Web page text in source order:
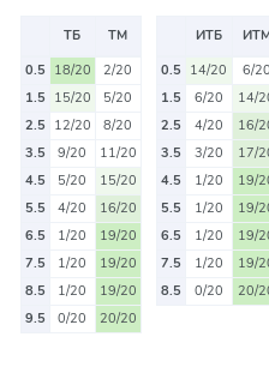
ТБ
ТМ
0.5 18/20
2/20
1.5 15/20
5/20
2.5 12/20
8/20
3.5
9/20
11/20
4.5
5/20
15/20
5.5
4/20
16/20
6.5
1/20
19/20
7.5
1/20
19/20
8.5
1/20
19/20
9.5
0/20 20/20
ИТБ
0.5 14/20
6/20
1.5
6/20
14/
2.5
4/20
16/
3.5
3/20
17/
4.5
1/20
19/
5.5
1/20
19/
6.5
1/20
19/
7.5
1/20
19/
8.5
0/20 20/